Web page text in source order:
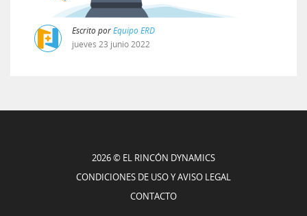
Escrito porEquipo ERD
jueves 23 junio2022
2026 © EL RINCÓN DYNAMICS
CONDICIONES DE USO Y AVISO LEGAL
CONTACTO